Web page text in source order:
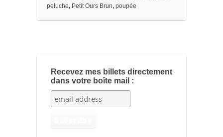
a
peluche, Petit Ours Brun, poupée
Recevez mes billets directement
dans votre boîte mail :